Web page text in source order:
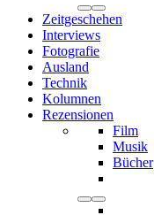
Zeitgeschehen
Interviews
Fotografie
Ausland
Technik
Kolumnen
Rezensionen
Film
Musik
Bücher